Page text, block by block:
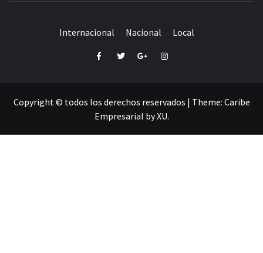
Internacional Nacional Local
FacebookTwitterGoogle+Instagram
Copyright © todos los derechos reservados | Theme: Caribe
Empresarial byXU.